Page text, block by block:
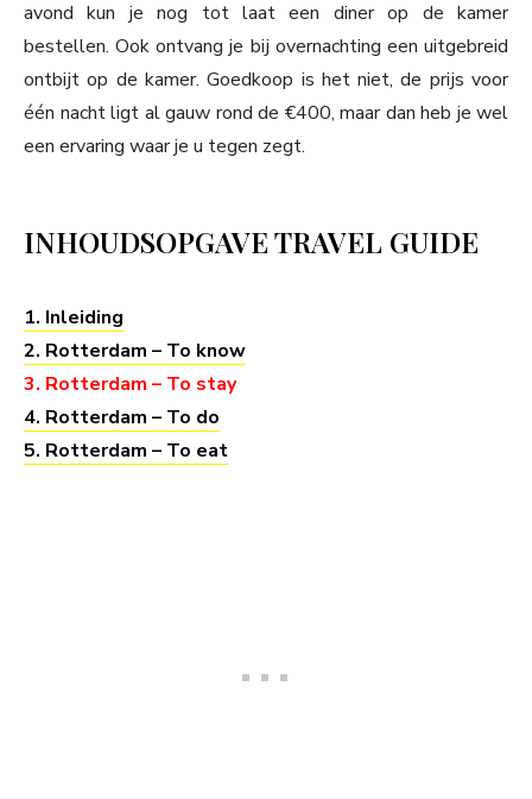
avond kun je nog tot laat een diner op de kamer
bestellen. Ook ontvang je bij overnachting een uitgebreid
ontbijt op de kamer. Goedkoop is het niet, de prijs voor
één nacht ligt al gauw rond de €400, maar dan heb je wel
een ervaring waar je u tegen zegt.
INHOUDSOPGAVE TRAVEL GUIDE
1. Inleiding
2. Rotterdam – To know
3. Rotterdam – To stay
4. Rotterdam – To do
5. Rotterdam – To eat